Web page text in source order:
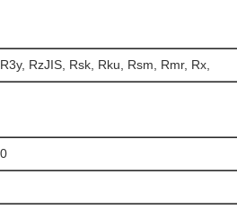
RzJIS, Rsk, Rku, Rsm, Rmr, Rx,